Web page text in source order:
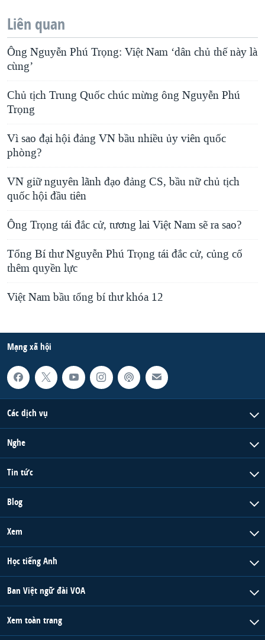
Liên quan
Ông Nguyễn Phú Trọng: Việt Nam ‘dân chủ thế này là
cùng’
Chủ tịch Trung Quốc chúc mừng ông Nguyễn Phú
Trọng
Vì sao đại hội đảng VN bầu nhiều ủy viên quốc
phòng?
VN giữ nguyên lãnh đạo đảng CS, bầu nữ chủ tịch
quốc hội đầu tiên
Ông Trọng tái đắc cử, tương lai Việt Nam sẽ ra sao?
Tổng Bí thư Nguyễn Phú Trọng tái đắc cử, củng cố
thêm quyền lực
Việt Nam bầu tổng bí thư khóa 12
Mạng xã hội
Các dịch vụ
Nghe
Tin tức
Blog
Xem
Học tiếng Anh
Ban Việt ngữ đài VOA
Xem toàn trang